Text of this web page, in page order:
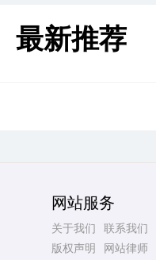
最新推荐
网站服务
关于我们 联系我们
版权声明
网站律师